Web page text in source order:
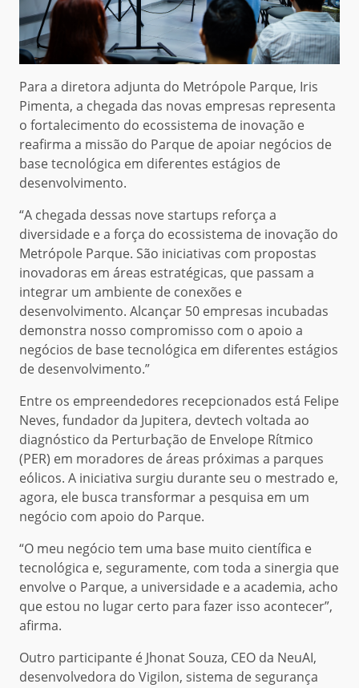
Para a diretora adjunta do Metrópole Parque, Iris
Pimenta, a chegada das novas empresas representa
o fortalecimento do ecossistema de inovação e
reafirma a missão do Parque de apoiar negócios de
base tecnológica em diferentes estágios de
desenvolvimento.
“A chegada dessas nove startups reforça a
diversidade e a força do ecossistema de inovação do
Metrópole Parque. São iniciativas com propostas
inovadoras em áreas estratégicas, que passam a
integrar um ambiente de conexões e
desenvolvimento. Alcançar 50 empresas incubadas
demonstra nosso compromisso com o apoio a
negócios de base tecnológica em diferentes estágios
de desenvolvimento.”
Entre os empreendedores recepcionados está Felipe
Neves, fundador da Jupitera, devtech voltada ao
diagnóstico da Perturbação de Envelope Rítmico
(PER) em moradores de áreas próximas a parques
eólicos. A iniciativa surgiu durante seu o mestrado e,
agora, ele busca transformar a pesquisa em um
negócio com apoio do Parque.
“O meu negócio tem uma base muito científica e
tecnológica e, seguramente, com toda a sinergia que
envolve o Parque, a universidade e a academia, acho
que estou no lugar certo para fazer isso acontecer”,
afirma.
Outro participante é Jhonat Souza, CEO da NeuAI,
desenvolvedora do Vigilon, sistema de segurança